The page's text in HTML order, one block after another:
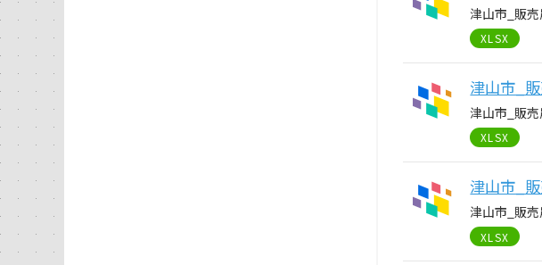
津山市_販
XLSX
津山市_
津山市_販
XLSX
津山市_
津山市_販
XLSX